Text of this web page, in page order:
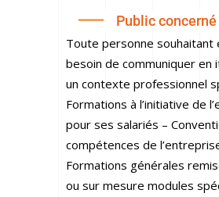
Public concerné
Toute personne souhaitant
besoin de communiquer en
un contexte professionnel
Formations à l’initiative de
pour ses salariés –
compétences de
Formations générales
ou sur mesure modules